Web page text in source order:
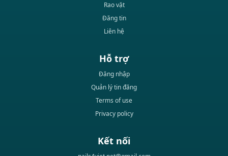
Rao vặt
Đăng tin
Liên hệ
Hỗ trợ
Đăng nhập
Quản lý tin đăng
Terms of use
Privacy policy
Kết nối